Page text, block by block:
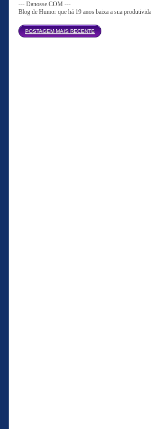
--- Danosse.COM ---
Blog de Humor que há 19 anos baixa a sua
POSTAGEM MAIS RECENTE